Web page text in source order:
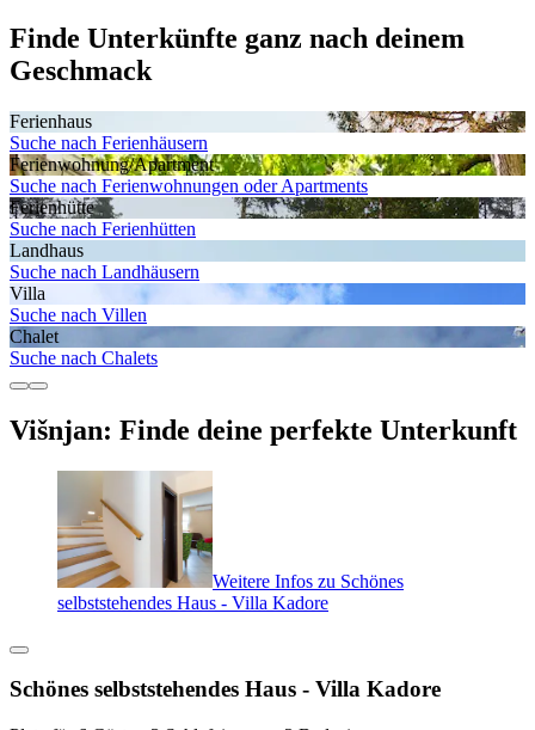
Finde Unterkünfte ganz nach deinem
Geschmack
Ferienhaus
Suche nach Ferienhäusern
Ferienwohnung/Apartment
Suche nach Ferienwohnungen oder Apartments
Ferienhütte
Suche nach Ferienhütten
Landhaus
Suche nach Landhäusern
Villa
Suche nach Villen
Chalet
Suche nach Chalets
Višnjan: Finde deine perfekte Unterkunft
Weitere Infos zu Schönes
selbststehendes Haus - Villa Kadore
Schönes selbststehendes Haus - Villa Kadore